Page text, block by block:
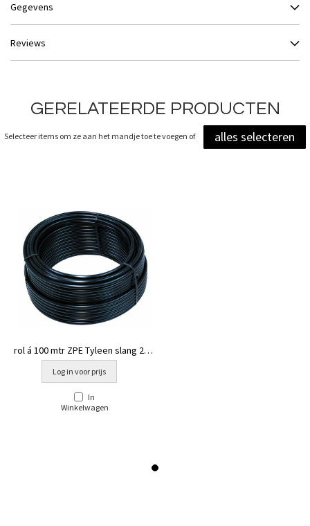
Gegevens
Reviews
GERELATEERDE PRODUCTEN
Selecteer items om ze aan het mandje toe te voegen of alles selecteren
rol á 100 mtr ZPE Tyleen slang 20 x
1,6
Log in voor prijs
In
Winkelwagen